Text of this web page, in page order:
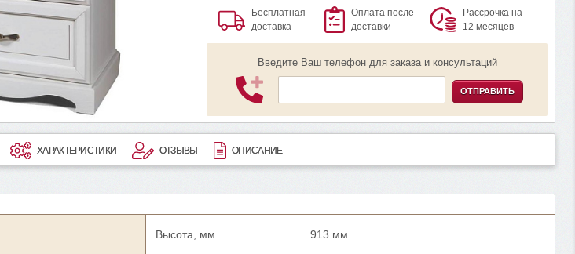
Бесплатная
доставка
Оплата после
доставки
Рассрочка на
12 месяцев
Введите Ваш телефон для заказа и консультаций
ОТПРАВИТЬ
ХАРАКТЕРИСТИКИ ОТЗЫВЫ ОПИСАНИЕ
Высота, мм 913 мм.